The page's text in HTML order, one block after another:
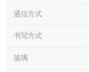
通信方式
书写方式
玻璃